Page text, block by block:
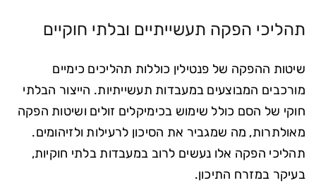
תהליכי הפקה תעשייתיים ובלתי חוקיים
שיטות ההפקה של פנטילין כוללות תהליכים כימיים
מורכבים המבוצעים במעבדות תעשייתיות. הייצור הבלתי
חוקי של הסם כולל שימוש בכימיקלים זולים ושיטות הפקה
מאולתרות, מה שמגביר את הסיכון לרעילות ולזיהומים.
תהליכי הפקה אלו נעשים לרוב במעבדות בלתי חוקיות,
בעיקר במזרח התיכון.